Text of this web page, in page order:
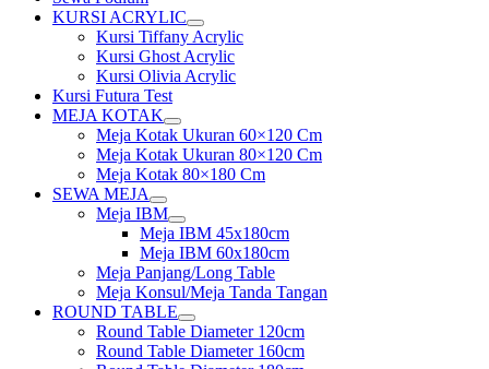
KURSI ACRYLIC
Show
sub
menu
Kursi Tiffany Acrylic
Kursi Ghost Acrylic
Kursi Olivia Acrylic
Kursi Futura Test
MEJA KOTAK
Show
sub
menu
Meja Kotak Ukuran 60×120 Cm
Meja Kotak Ukuran 80×120 Cm
Meja Kotak 80×180 Cm
SEWA MEJA
Show
sub
menu
Meja IBM
Show
sub
menu
Meja IBM 45x180cm
Meja IBM 60x180cm
Meja Panjang/Long Table
Meja Konsul/Meja Tanda Tangan
ROUND TABLE
Show
sub
menu
Round Table Diameter 120cm
Round Table Diameter 160cm